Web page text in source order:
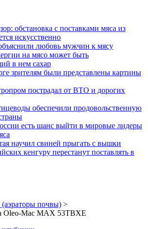
обстановка с поставками мяса из
искусственно
любовь мужчин к мясу
на мясо может быть
в нем сахар
зрителям были представлены картины
пострадал от ВТО и дорогих
обеспечили продовольственную
есть шанс выйти в мировые лидеры
научил свиней прыгать с вышки
кенгуру перестанут поставлять в
почвы) >
Oleo-Mac МАХ 53TВХE